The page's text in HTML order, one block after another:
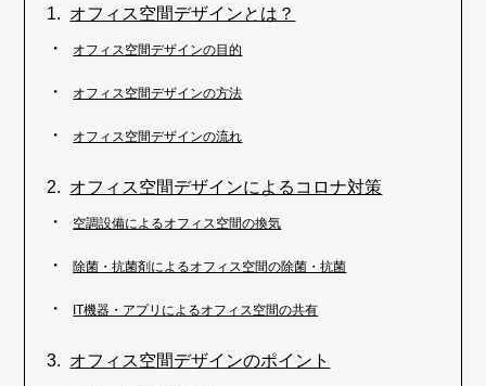
オフィス空間デザインとは？
オフィス空間デザインの目的
オフィス空間デザインの方法
オフィス空間デザインの流れ
オフィス空間デザインによるコロナ対策
空調設備によるオフィス空間の換気
除菌・抗菌剤によるオフィス空間の除菌・抗菌
IT機器・アプリによるオフィス空間の共有
オフィス空間デザインのポイント